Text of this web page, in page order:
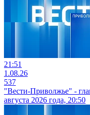
21:51
1.08.26
537
"Вести-Приволжье" -
августа 2026 года, 20:50